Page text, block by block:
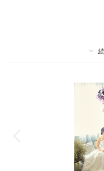
新
ヘ
デー
家族用
水辺に映る幻想的なおふたり・・・